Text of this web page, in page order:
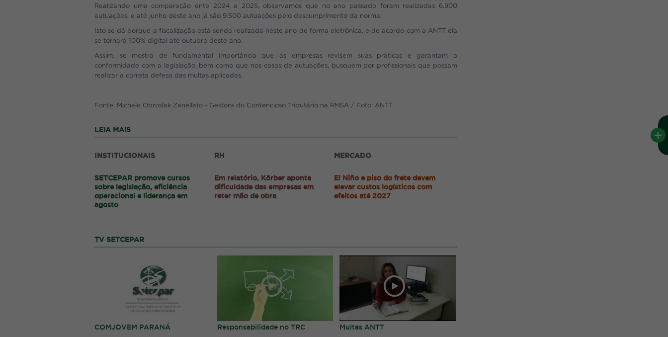
Realizando uma comparação ente 2024 e 2025, observamos que no ano passado foram realizadas 6.900
autuações, e até junho deste ano já são 9.500 autuações pelo descumprimento da norma.
Isto se dá porque a fiscalização está sendo realizada neste ano de forma eletrônica, e de acordo com a ANTT ela
se tornará 100% digital até outubro deste ano.
Assim, se mostra de fundamental importância que as empresas revisem suas práticas e garantam a
conformidade com a legislação, bem como que nos casos de autuações, busquem por profissionais que possam
realizar a correta defesa das multas aplicadas.
Fonte: Michele Obroslak Zanellato - Gestora do Contencioso Tributário na RMSA / Foto: ANTT
LEIA MAIS
INSTITUCIONAIS
SETCEPAR promove cursos
sobre legislação, eficiência
operacional e liderança em
agosto
RH
Em relatório, Körber aponta
dificuldade das empresas em
reter mão de obra
MERCADO
El Niño e piso do frete devem
elevar custos logísticos com
efeitos até 2027
TV SETCEPAR
COMJOVEM PARANÁ Responsabilidade no TRC Multas ANTT